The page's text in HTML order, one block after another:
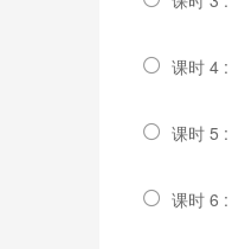
课时 4
课时 5
课时 6